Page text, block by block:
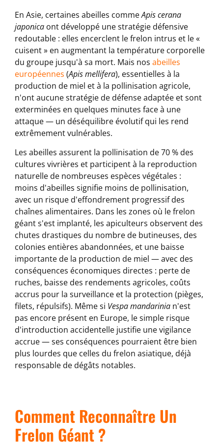
En Asie, certaines abeilles commeApis cerana
japonica ont développé une stratégie défensive
redoutable : elles encerclent le frelon intrus et le «
cuisent » en augmentant la température corporelle
du groupe jusqu'à sa mort. Mais nos abeilles
européennes (Apis mellifera), essentielles à la
production de miel et à la pollinisation agricole,
n'ont aucune stratégie de défense adaptée et sont
exterminées en quelques minutes face à une
attaque — un déséquilibre évolutif qui les rend
extrêmement vulnérables.
Les abeilles assurent la pollinisation de 70 % des
cultures vivrières et participent à la reproduction
naturelle de nombreuses espèces végétales :
moins d'abeilles signifie moins de pollinisation,
avec un risque d'effondrement progressif des
chaînes alimentaires. Dans les zones où le frelon
géant s'est implanté, les apiculteurs observent des
chutes drastiques du nombre de butineuses, des
colonies entières abandonnées, et une baisse
importante de la production de miel — avec des
conséquences économiques directes : perte de
ruches, baisse des rendements agricoles, coûts
accrus pour la surveillance et la protection (pièges,
filets, répulsifs). Même si Vespa mandarinia n'est
pas encore présent en Europe, le simple risque
d'introduction accidentelle justifie une vigilance
accrue — ses conséquences pourraient être bien
plus lourdes que celles du frelon asiatique, déjà
responsable de dégâts notables.
Comment Reconnaître Un
Frelon Géant ?